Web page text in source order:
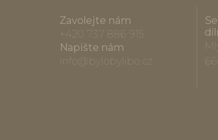
Zavolejte nám
+420 737 886 915
Napište nám
info@bylobylibo.cz